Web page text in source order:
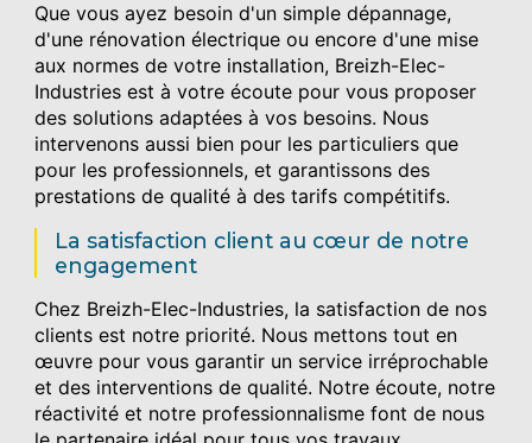
Que vous ayez besoin d'un simple dépannage,
d'une rénovation électrique ou encore d'une mise
aux normes de votre installation, Breizh-Elec-
Industries est à votre écoute pour vous proposer
des solutions adaptées à vos besoins. Nous
intervenons aussi bien pour les particuliers que
pour les professionnels, et garantissons des
prestations de qualité à des tarifs compétitifs.
La satisfaction client au cœur de notre
engagement
Chez Breizh-Elec-Industries, la satisfaction de nos
clients est notre priorité. Nous mettons tout en
œuvre pour vous garantir un service irréprochable
et des interventions de qualité. Notre écoute, notre
réactivité et notre professionnalisme font de nous